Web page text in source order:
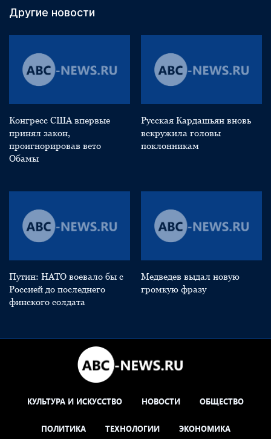
Другие новости
Конгресс США впервые
принял закон,
проигнорировав вето
Обамы
Русская Кардашьян вновь
вскружила головы
поклонникам
Путин: НАТО воевало бы с
Россией до последнего
финского солдата
Медведев выдал новую
громкую фразу
КУЛЬТУРА И ИСКУССТВО НОВОСТИ ОБЩЕСТВО
ПОЛИТИКА ТЕХНОЛОГИИ ЭКОНОМИКА